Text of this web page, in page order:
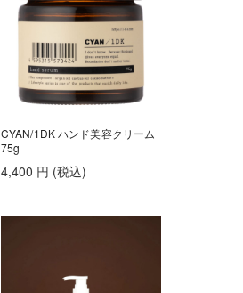
CYAN/1DK ハンド美容クリーム
75g
4,400 円 (税込)